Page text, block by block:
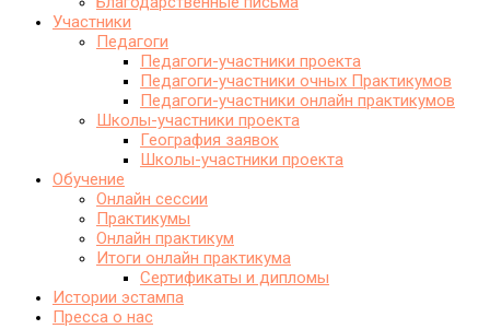
Участники
Педагоги
Педагоги-участники проекта
Педагоги-участники очных Практикумов
Педагоги-участники онлайн практикумов
Школы-участники проекта
География заявок
Школы-участники проекта
Обучение
Онлайн сессии
Практикумы
Онлайн практикум
Итоги онлайн практикума
Сертификаты и дипломы
Истории эстампа
Пресса о нас